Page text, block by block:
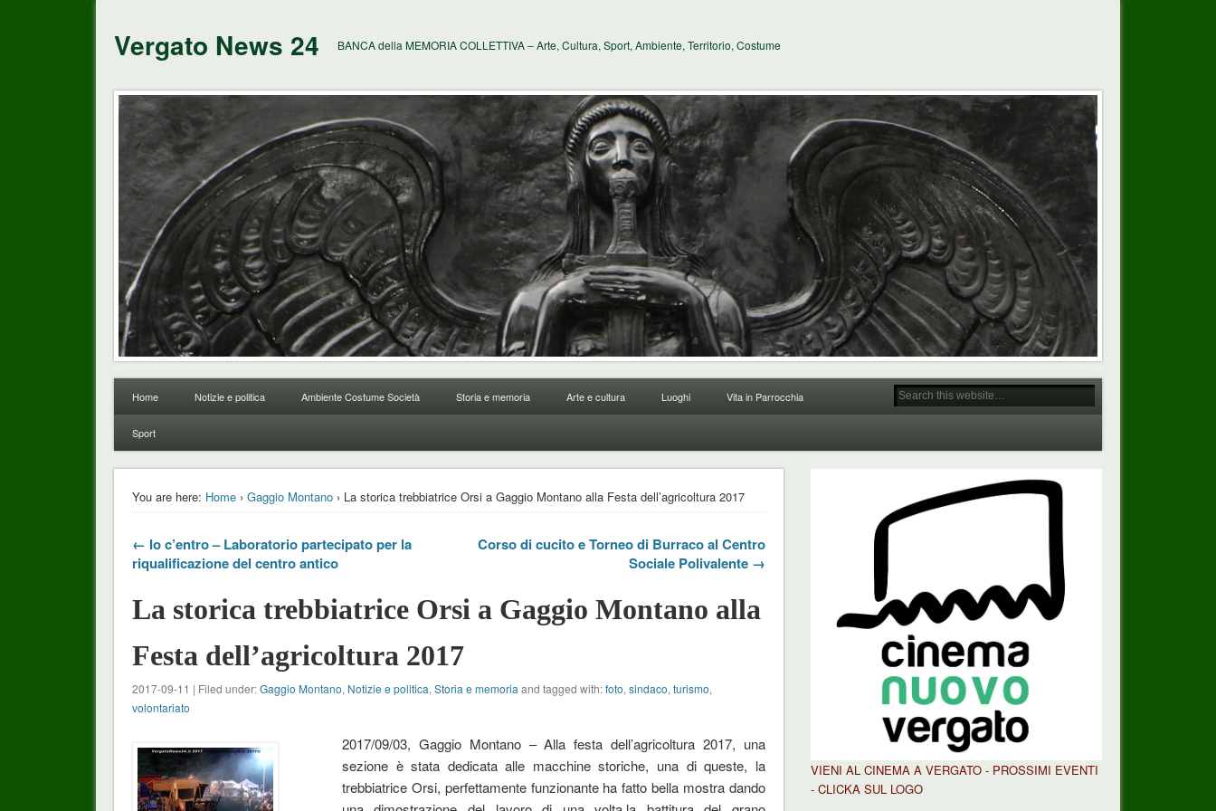
Vergato News 24 BANCA della MEMORIA COLLETTIVA – Arte, Cultura, Sport, Ambiente, Territorio, Costume
Home Notizie e politica Ambiente Costume Società Storia e memoria Arte e cultura Luoghi Vita in Parrocchia
Sport
You are here: Home› Gaggio Montano› La storica trebbiatrice Orsi a Gaggio Montano alla Festa dell’agricoltura 2017
← Io c’entro – Laboratorio partecipato per la
riqualificazione del centro antico
Corso di cucito e Torneo di Burraco al Centro
Sociale Polivalente →
La storica trebbiatrice Orsi a Gaggio Montano alla
Festa dell’agricoltura 2017
2017-09-11 | Filed under:Gaggio Montano, Notizie e politica, Storia e memoria and tagged with:foto, sindaco, turismo,
volontariato
2017/09/03, Gaggio Montano – Alla festa dell’agricoltura 2017, una
sezione è stata dedicata alle macchine storiche, una di queste, la
trebbiatrice Orsi, perfettamente funzionante ha fatto bella mostra dando
VIENI AL CINEMA A VERGATO - PROSSIMI EVENTI
- CLICKA SUL LOGO